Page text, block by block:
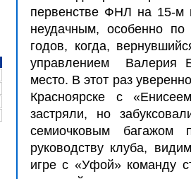
первенстве ФНЛ на 15-м
неудачным, особенно
годов, когда,
управлением Валерия
место. В этот раз
Красноярске с
застряли, но
семиочковым
руководству клуба,
игре с «Уфой» команду